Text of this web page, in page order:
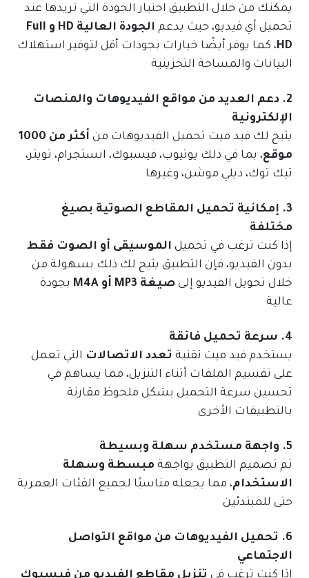
يمكنك من خلال التطبيق اختيار الجودة التي تريدها عند
تحميل أي فيديو، حيث يدعم
الجودة العالية HD و Full
HD، كما يوفر أيضًا خيارات بجودات أقل لتوفير استهلاك
البيانات والمساحة التخزينية
2. دعم العديد من مواقع الفيديوهات والمنصات
الإلكترونية
يتيح لك فيد ميت تحميل الفيديوهات من
أكثر من 1000
موقع، بما في ذلك يوتيوب، فيسبوك، انستجرام، تويتر،
تيك توك، ديلي موشن، وغيرها
3. إمكانية تحميل المقاطع الصوتية بصيغ
مختلفة
إذا كنت ترغب في تحميل الموسيقى أو الصوت فقط
بدون الفيديو، فإن التطبيق يتيح لك ذلك بسهولة من
خلال تحويل الفيديو إلى صيغة MP3 أو M4A
بجودة
عالية
4. سرعة تحميل فائقة
يستخدم فيد ميت تقنية تعدد الاتصالات التي تعمل
على تقسيم الملفات أثناء التنزيل، مما يساهم في
تحسين سرعة التحميل بشكل ملحوظ مقارنة
بالتطبيقات الأخرى
5. واجهة مستخدم سهلة وبسيطة
تم تصميم التطبيق بواجهة مبسطة وسهلة
الاستخدام، مما يجعله مناسبًا لجميع الفئات العمرية
حتى للمبتدئين
6. تحميل الفيديوهات من مواقع التواصل
الاجتماعي
إذا كنت ترغب في تنزيل مقاطع الفيديو من فيسبوك